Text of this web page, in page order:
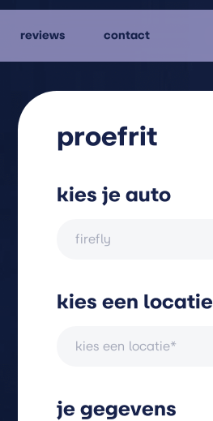
reviews contact
proefrit
kies je auto
firefly
kies een locatie
kies een locatie*
je gegevens